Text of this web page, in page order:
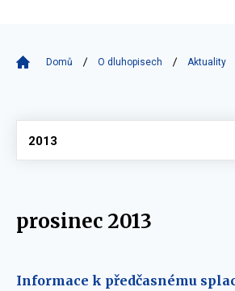
Domů O dluhopisech Aktuality
Vyberte
2013
prosinec 2013
Informace k předčasnému